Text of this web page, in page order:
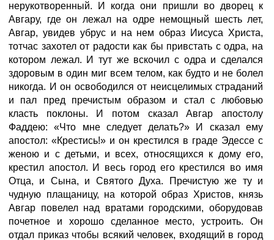
нерукотворенный. И когда они пришли во дворец к
Авгару, где он лежал на одре немощный шесть лет,
Авгар, увидев убрус и на нем образ Иисуса Христа,
тотчас захотел от радости как бы привстать с одра, на
котором лежал. И тут же вскочил с одра и сделался
здоровым в один миг всем телом, как будто и не болел
никогда. И он освободился от неисцелимых страданий
и пал пред пречистым образом и стал с любовью
класть поклоны. И потом сказал Авгар апостолу
Фаддею: «Что мне следует делать?» И сказал ему
апостол: «Крестись!» и он крестился в граде Эдессе с
женою и с детьми, и всех, относящихся к дому его,
крестил апостол. И весь город его крестился во имя
Отца, и Сына, и Святого Духа. Пречистую же ту и
чудную плащаницу, на которой образ Христов, князь
Авгар повелел над вратами городскими, оборудовав
почетное и хорошо сделанное место, устроить. Он
отдал приказ чтобы всякий человек, входящий в город